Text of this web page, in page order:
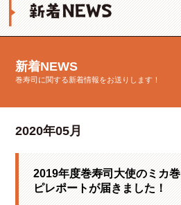
新着NEWS
巻寿司に関する新着情報をお送りします！
2020年05月
2019年度巻寿司大使のミカ
ピレポートが届きました！